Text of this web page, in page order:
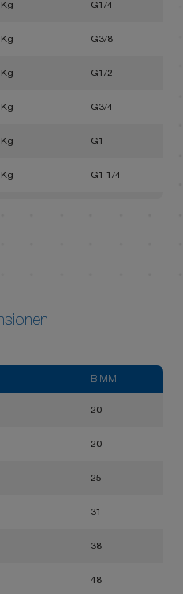
G1/4
G3/8
G1/2
G3/4
G1
G1 1/4
B MM
20
20
25
31
38
48